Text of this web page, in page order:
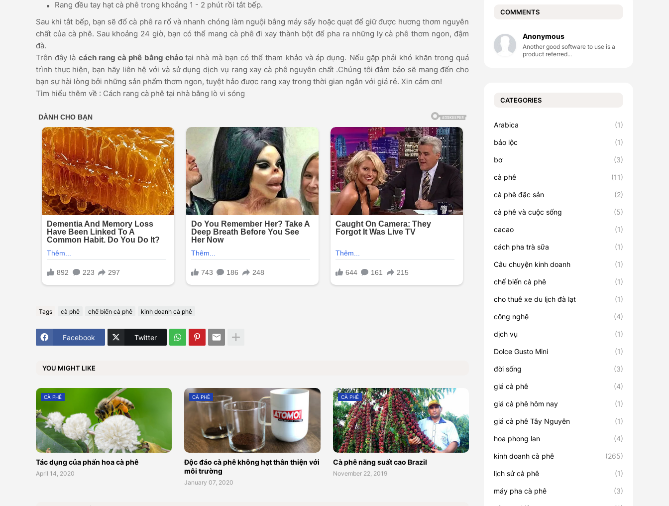
Rang đều tay hạt cà phê trong khoảng 1 - 2 phút rồi tắt bếp.
Sau khi tắt bếp, bạn sẽ đổ cà phê ra rổ và nhanh chóng làm nguội bằng máy sấy hoặc quạt để giữ được hương thơm nguyên
chất của cà phê. Sau khoảng 24 giờ, bạn có thể mang cà phê đi xay thành bột để pha ra những ly cà phê thơm ngon, đậm
đà.
Trên đây là cách rang cà phê bằng chảotại nhà mà bạn có thể tham khảo và áp dụng. Nếu gặp phải khó khăn trong quá
trình thực hiện, bạn hãy liên hệ với và sử dụng dịch vụ rang xay cà phê nguyên chất .Chúng tôi đảm bảo sẽ mang đến cho
bạn sự hài lòng bởi những sản phẩm thơm ngon, tuyệt hảo được rang xay trong thời gian ngắn với giá rẻ. Xin cảm ơn!
Tìm hiểu thêm về : Cách rang cà phê tại nhà bằng lò vi sóng
Tags cà phê chế biến cà phê kinh doanh cà phê
Facebook Twitter
YOU MIGHT LIKE
CÀ PHÊ
Tác dụng của phấn hoa cà phê
April 14, 2020
CÀ PHÊ
Độc đáo cà phê không hạt thân thiện với
môi trường
January 07, 2020
CÀ PHÊ
Cà phê năng suất cao Brazil
November 22, 2019
COMMENTS
Anonymous
Another good software to use is a
product referred...
CATEGORIES
Arabica (1)
bảo lộc (1)
bơ (3)
cà phê (11)
cà phê đặc sản (2)
cà phê và cuộc sống (5)
cacao (1)
cách pha trà sữa (1)
Câu chuyện kinh doanh (1)
chế biến cà phê (1)
cho thuê xe du lịch đà lạt (1)
công nghệ (4)
dịch vụ (1)
Dolce Gusto Mini (1)
đời sống (3)
giá cà phê (4)
giá cà phê hôm nay (1)
giá cà phê Tây Nguyên (1)
hoa phong lan (4)
kinh doanh cà phê (265)
lịch sử cà phê (1)
máy pha cà phê (3)